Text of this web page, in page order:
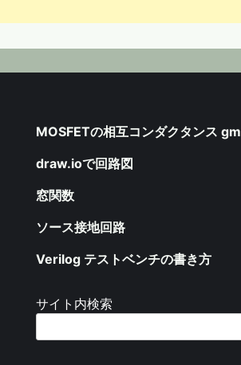
MOSFETの相互コンダクタンス gm
draw.ioで回路図
窓関数
ソース接地回路
Verilog テストベンチの書き方
サイト内検索